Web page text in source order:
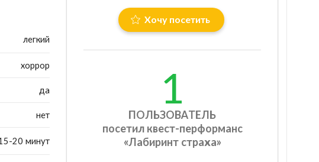
легкий
хоррор
да
нет
20 минут
Хочу посетить
1
ПОЛЬЗОВАТЕЛЬ
посетил квест-перформанс
«Лабиринт страха»